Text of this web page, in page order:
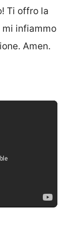
Ti offro la
mi infiammo
Amen.